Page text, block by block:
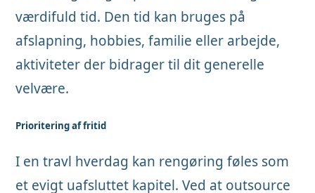
værdifuld tid. Den tid kan bruges på
afslapning, hobbies, familie eller arbejde,
aktiviteter der bidrager til dit generelle
velvære.
Prioritering af fritid
I en travl hverdag kan rengøring føles som
et evigt uafsluttet kapitel. Ved at outsource